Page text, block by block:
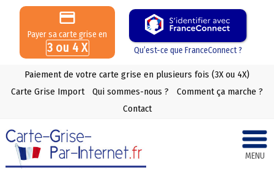
Payer sa carte grise en
3 ou 4 X Qu’est-ce que FranceConnect ?
Paiement de votre carte grise en plusieurs fois (3X ou 4X)
Carte Grise Import
Qui sommes-nous ?
Comment ça marche ?
Contact
MENU